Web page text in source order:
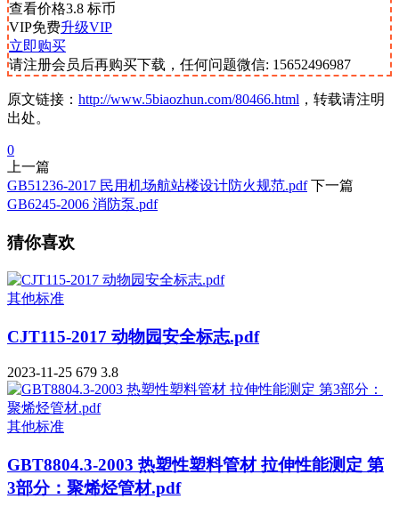
查看价格3.8 标币
VIP免费升级VIP
立即购买
请注册会员后再购买下载，任何问题微信: 15652496987
原文链接： http://www.5biaozhun.com/80466.html ，转载请注明
出处。
0
上一篇
GB51236-2017 民用机场航站楼设计防火规范.pdf 下一篇
GB6245-2006 消防泵.pdf
猜你喜欢
其他标准
CJT115-2017 动物园安全标志.pdf
2023-11-25 679 3.8
其他标准
GBT8804.3-2003 热塑性塑料管材 拉伸性能测定 第
3部分：聚烯烃管材.pdf